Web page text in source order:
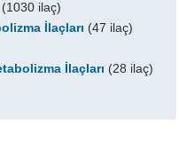
(1030 ilaç)
İlaçları (47 ilaç)
İlaçları (28 ilaç)